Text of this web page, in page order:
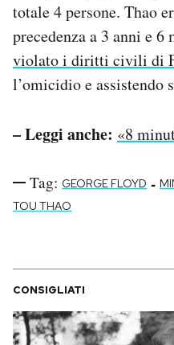
totale 4 persone. Thao
precedenza a 3 anni e 6
violato i diritti civili di
l’omicidio e assistendo
– Leggi anche: «8
Tag: GEORGE FLOYD -
TOU THAO
CONSIGLIATI